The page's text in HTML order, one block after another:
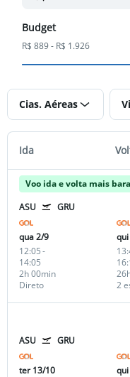
Budget
R$ 889 - R$ 1.926
Cias. Aéreas
Ida
Voo ida e volta mais
ASU
GRU
qua 2/9
12:05-
14:05
Direto
2h 00min
2
ASU GRU
ter 13/10